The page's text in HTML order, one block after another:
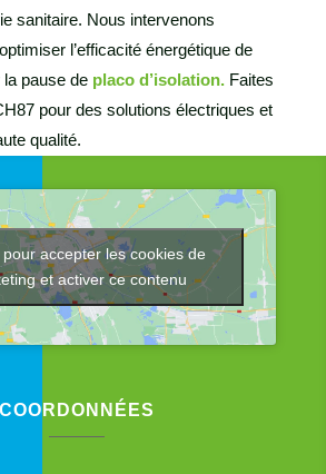
sanitaire. Nous intervenons
l’efficacité énergétique de
pause de placo d’isolation.Faites
pour des solutions électriques et
qualité.
pour accepter les cookies de
et activer ce contenu
COORDONNÉES